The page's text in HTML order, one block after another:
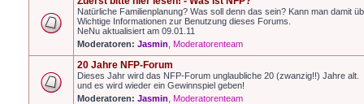
Natürliche Familienplanung? Was soll denn das sein? Kann man damit
Wichtige Informationen zur Benutzung dieses Forums.
NeNu aktualisiert am 09.01.11
Moderatoren: Jasmin Moderatorenteam
20 Jahre NFP-Forum
Dieses Jahr wird das NFP-Forum unglaubliche 20 (zwanzig!!) Jahre alt.
und es wird wieder ein Gewinnspiel geben!
Moderatoren: Jasmin Moderatorenteam